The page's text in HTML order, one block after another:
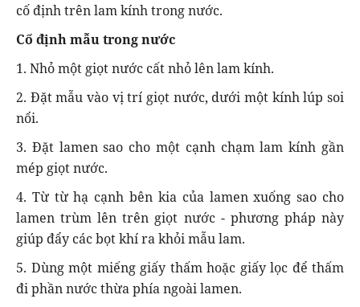
cố định trên lam kính trong nước.
Cố định mẫu trong nước
1. Nhỏ một giọt nước cất nhỏ lên lam kính.
2. Đặt mẫu vào vị trí giọt nước, dưới một kính lúp soi
nổi.
3. Đặt lamen sao cho một cạnh chạm lam kính gần
mép giọt nước.
4. Từ từ hạ cạnh bên kia của lamen xuống sao cho
lamen trùm lên trên giọt nước - phương pháp này
giúp đẩy các bọt khí ra khỏi mẫu lam.
5. Dùng một miếng giấy thấm hoặc giấy lọc để thấm
đi phần nước thừa phía ngoài lamen.